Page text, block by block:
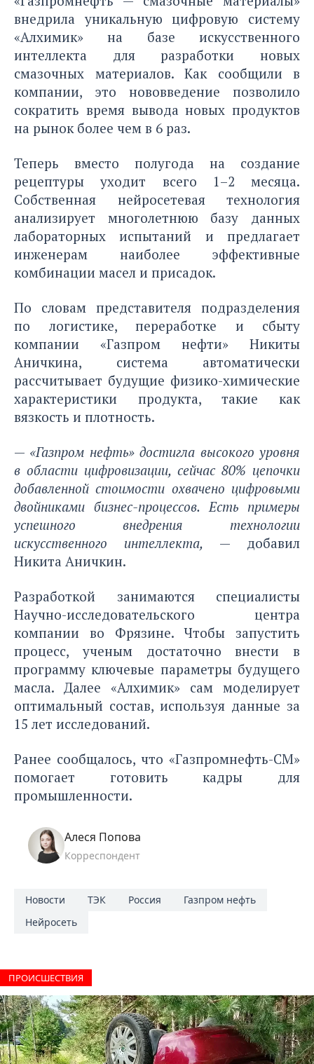
внедрила уникальную цифровую систему
«Алхимик» на базе искусственного
интеллекта для разработки новых
смазочных материалов. Как сообщили в
компании, это нововведение позволило
сократить время вывода новых продуктов
на рынок более чем в 6 раз.
Теперь вместо полугода на создание
рецептуры уходит всего 1–2 месяца.
Собственная нейросетевая технология
анализирует многолетнюю базу данных
лабораторных испытаний и предлагает
инженерам наиболее эффективные
комбинации масел и присадок.
По словам представителя подразделения
по логистике, переработке и сбыту
компании «Газпром нефти» Никиты
Аничкина, система автоматически
рассчитывает будущие физико-химические
характеристики продукта, такие как
вязкость и плотность.
— «Газпром нефть» достигла высокого уровня
в области цифровизации, сейчас 80% цепочки
добавленной стоимости охвачено цифровыми
двойниками бизнес-процессов. Есть примеры
успешного внедрения технологии
искусственного интеллекта, — добавил
Никита Аничкин.
Разработкой занимаются специалисты
Научно-исследовательского центра
компании во Фрязине. Чтобы запустить
процесс, ученым достаточно внести в
программу ключевые параметры будущего
масла. Далее «Алхимик» сам моделирует
оптимальный состав, используя данные за
15 лет исследований.
Ранее сообщалось, что «Газпромнефть-СМ»
помогает готовить кадры для
промышленности.
Алеся Попова
Корреспондент
Новости ТЭК Россия
Газпром нефть
Нейросеть
ПРОИCШЕСТВИЯ